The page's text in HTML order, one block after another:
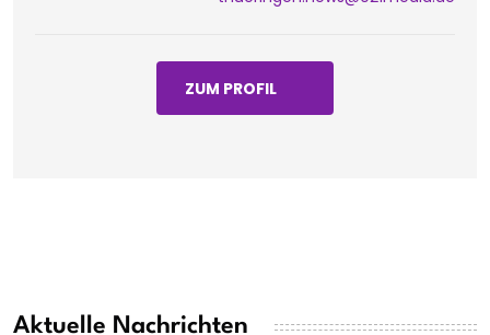
ZUM PROFIL
Aktuelle Nachrichten